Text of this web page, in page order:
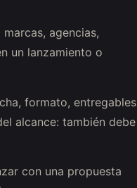
agencias,
un lanzamiento o
formato, entregables
alcance: también debe
con una propuesta